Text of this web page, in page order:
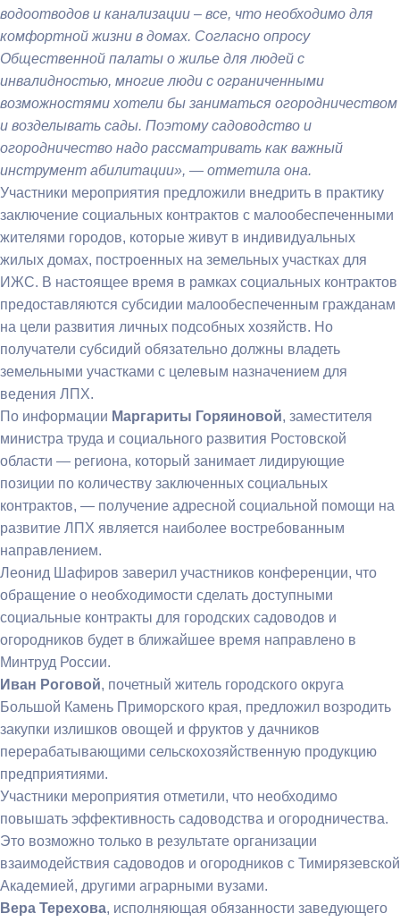
водоотводов и канализации – все, что необходимо для
комфортной жизни в домах. Согласно опросу
Общественной палаты о жилье для людей с
инвалидностью, многие люди с ограниченными
возможностями хотели бы заниматься огородничеством
и возделывать сады. Поэтому садоводство и
огородничество надо рассматривать как важный
инструмент абилитации», — отметила она.
Участники мероприятия предложили внедрить в практику
заключение социальных контрактов с малообеспеченными
жителями городов, которые живут в индивидуальных
жилых домах, построенных на земельных участках для
ИЖС. В настоящее время в рамках социальных контрактов
предоставляются субсидии малообеспеченным гражданам
на цели развития личных подсобных хозяйств. Но
получатели субсидий обязательно должны владеть
земельными участками с целевым назначением для
ведения ЛПХ.
По информации Маргариты Горяиновой, заместителя
министра труда и социального развития Ростовской
области — региона, который занимает лидирующие
позиции по количеству заключенных социальных
контрактов, — получение адресной социальной помощи на
развитие ЛПХ является наиболее востребованным
направлением.
Леонид Шафиров заверил участников конференции, что
обращение о необходимости сделать доступными
социальные контракты для городских садоводов и
огородников будет в ближайшее время направлено в
Минтруд России.
Иван Роговой, почетный житель городского округа
Большой Камень Приморского края, предложил возродить
закупки излишков овощей и фруктов у дачников
перерабатывающими сельскохозяйственную продукцию
предприятиями.
Участники мероприятия отметили, что необходимо
повышать эффективность садоводства и огородничества.
Это возможно только в результате организации
взаимодействия садоводов и огородников с Тимирязевской
Академией, другими аграрными вузами.
Вера Терехова, исполняющая обязанности заведующего